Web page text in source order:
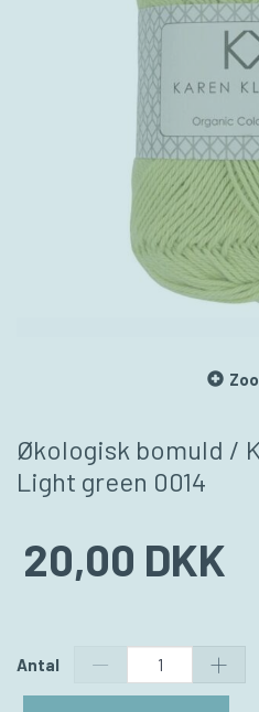
Økologisk bomuld /
Light green 0014
20,00 DKK
Antal